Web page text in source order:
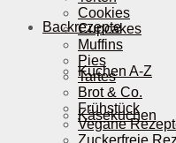
Backrezepte
Kuchen A-Z
Käsekuchen
Cookies
Cupcakes
Muffins
Pies
Tartes
Brot & Co.
Frühstück
Vegane
Zuckerfreie